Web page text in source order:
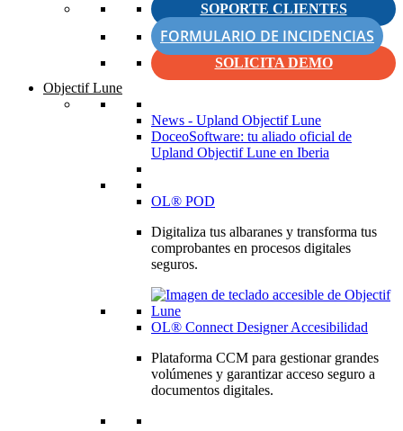
SOPORTE CLIENTES
FORMULARIO DE INCIDENCIAS
SOLICITA DEMO
Objectif Lune
News - Upland Objectif Lune
DoceoSoftware: tu aliado oficial de
Upland Objectif Lune en Iberia
OL® POD
Digitaliza tus albaranes y transforma tus
comprobantes en procesos digitales
seguros.
OL® Connect Designer Accesibilidad
Plataforma CCM para gestionar grandes
volúmenes y garantizar acceso seguro a
documentos digitales.